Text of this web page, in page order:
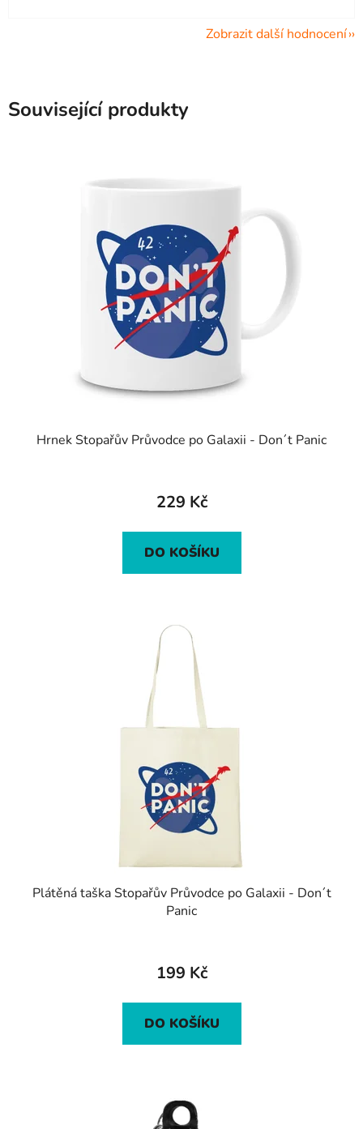
Zobrazit další hodnocení
Související produkty
Hrnek Stopařův Průvodce po Galaxii - Don´t Panic
hodnocení
je
5,0
hvězdiček.
229 Kč
DO KOŠÍKU
Plátěná taška Stopařův Průvodce po Galaxii - Don´t
Panic
199 Kč
DO KOŠÍKU